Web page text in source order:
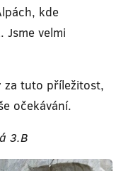
kde
Jsme velmi
za tuto příležitost,
očekávání.
3.B